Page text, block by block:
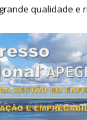
qualidade e